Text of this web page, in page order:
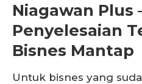
Niagawan Plus
Penyelesaian
Bisnes Mantap
Untuk bisnes yang